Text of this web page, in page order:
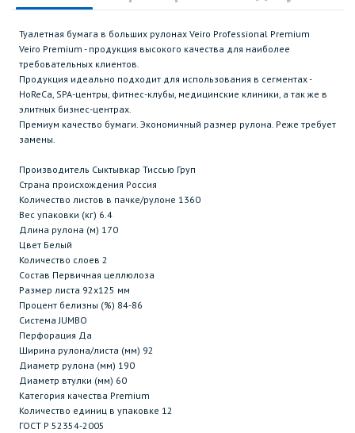
Туалетная бумага в больших рулонах Veiro Professional Premium
Veiro Premium - продукция высокого качества для наиболее
требовательных клиентов.
Продукция идеально подходит для использования в сегментах -
HoReCa, SPA-центры, фитнес-клубы, медицинские клиники, а так же в
элитных бизнес-центрах.
Премиум качество бумаги. Экономичный размер рулона. Реже требует
замены.
Производитель Сыктывкар Тиссью Груп
Страна происхождения Россия
Количество листов в пачке/рулоне 1360
Вес упаковки (кг) 6.4
Длина рулона (м) 170
Цвет Белый
Количество слоев 2
Состав Первичная целлюлоза
Размер листа 92х125 мм
Процент белизны (%) 84-86
Система JUMBO
Перфорация Да
Ширина рулона/листа (мм) 92
Диаметр рулона (мм) 190
Диаметр втулки (мм) 60
Категория качества Premium
Количество единиц в упаковке 12
ГОСТ P 52354-2005